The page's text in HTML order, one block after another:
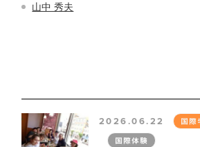
山中 秀夫
2026.06.22 国際
国際体験